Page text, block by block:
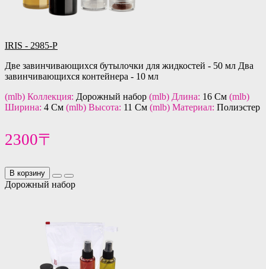
IRIS - 2985-P
Две завинчивающихся бутылочки для жидкостей - 50 мл Два
завинчивающихся контейнера - 10 мл
(mlb) Коллекция: Дорожный набор (mlb) Длина: 16 См (mlb)
Ширина: 4 См (mlb) Высота: 11 См (mlb) Материал: Полиэстер
2300〒
В корзину
Дорожный набор